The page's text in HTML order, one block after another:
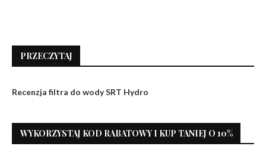
PRZECZYTAJ
Recenzja filtra do wody SRT Hydro
WYKORZYSTAJ KOD RABATOWY I KUP TANIEJ O 10%